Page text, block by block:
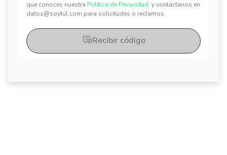
que conoces nuestra Política de Privacidad. y contáctanos en
datos@soytul.com para solicitudes o reclamos.
Recibir código